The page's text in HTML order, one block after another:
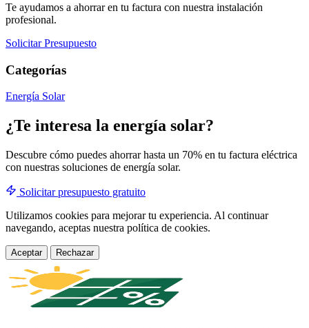
Te ayudamos a ahorrar en tu factura con nuestra instalación
profesional.
Solicitar Presupuesto
Categorías
Energía Solar
¿Te interesa la energía solar?
Descubre cómo puedes ahorrar hasta un 70% en tu factura eléctrica
con nuestras soluciones de energía solar.
Solicitar presupuesto gratuito
Utilizamos cookies para mejorar tu experiencia. Al continuar
navegando, aceptas nuestra política de cookies.
Aceptar Rechazar